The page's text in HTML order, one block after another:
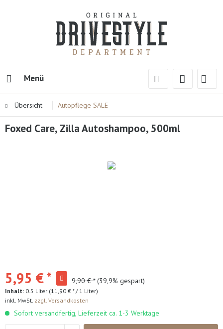
Menü
Übersicht Autopflege SALE
Foxed Care, Zilla Autoshampoo, 500ml
5,95 € * 9,90 € * (39,9% gespart)
Inhalt: 0.5 Liter (11,90 € * / 1 Liter)
inkl. MwSt. zzgl. Versandkosten
Sofort versandfertig, Lieferzeit ca. 1-3 Werktage